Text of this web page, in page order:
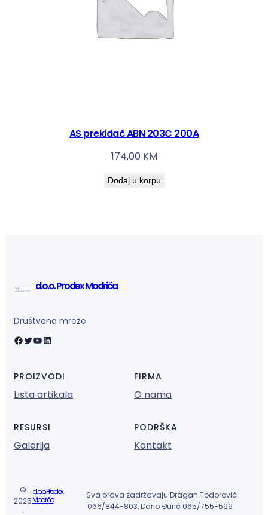
AS prekidač ABN 203C 200A
174,00 KM
Dodaj u korpu
d.o.o. Prodex Modriča
Društvene mreže
Facebook Twitter YouTube LinkedIn
PROIZVODI
Lista artikala
FIRMA
O nama
RESURSI
Galerija
PODRŠKA
Kontakt
©
2025
·
d.o.o. Prodex
Modriča
· Sva prava zadržavaju Dragan Todorović
066/844-803, Dario Đurić 065/755-599